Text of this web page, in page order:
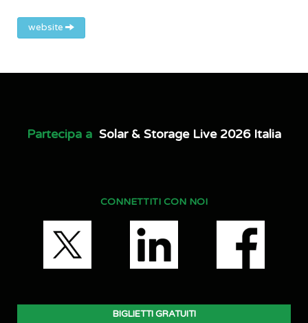
website
Partecipa a Solar & Storage Live 2026 Italia
CONNETTITI CON NOI
BIGLIETTI GRATUITI